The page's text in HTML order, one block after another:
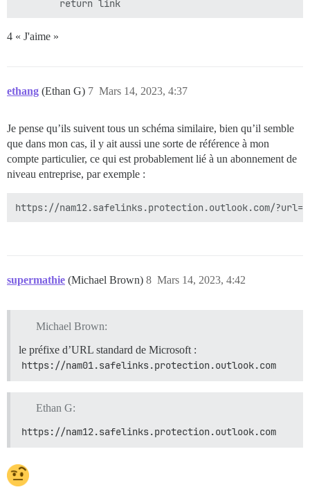
4 « J'aime »
ethang (Ethan G) Mars 14, 2023, 4:37
7
Je pense qu’ils suivent tous un schéma similaire, bien qu’il semble
que dans mon cas, il y ait aussi une sorte de référence à mon
compte particulier, ce qui est probablement lié à un abonnement de
niveau entreprise, par exemple :
supermathie (Michael Brown) Mars 14, 2023, 4:42
8
Michael Brown:
le préfixe d’URL standard de Microsoft :
https://nam01.safelinks.protection.outlook.com
Ethan G:
https://nam12.safelinks.protection.outlook.com